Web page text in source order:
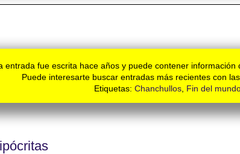
entrada fue escrita hace años y puede contener información
Puede interesarte buscar entradas más recientes con
Etiquetas: Chanchullos Fin del